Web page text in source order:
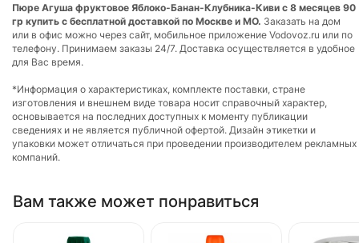
Пюре Агуша фруктовое Яблоко-Банан-Клубника-Киви с 8 месяцев 90
гр купить с бесплатной доставкой по Москве и МО. Заказать на дом
или в офис можно через сайт, мобильное приложение Vodovoz.ru или по
телефону. Принимаем заказы 24/7. Доставка осуществляется в удобное
для Вас время.
*Информация о характеристиках, комплекте поставки, стране
изготовления и внешнем виде товара носит справочный характер,
основывается на последних доступных к моменту публикации
сведениях и не является публичной офертой. Дизайн этикетки и
упаковки может отличаться при проведении производителем рекламных
компаний.
Вам также может понравиться